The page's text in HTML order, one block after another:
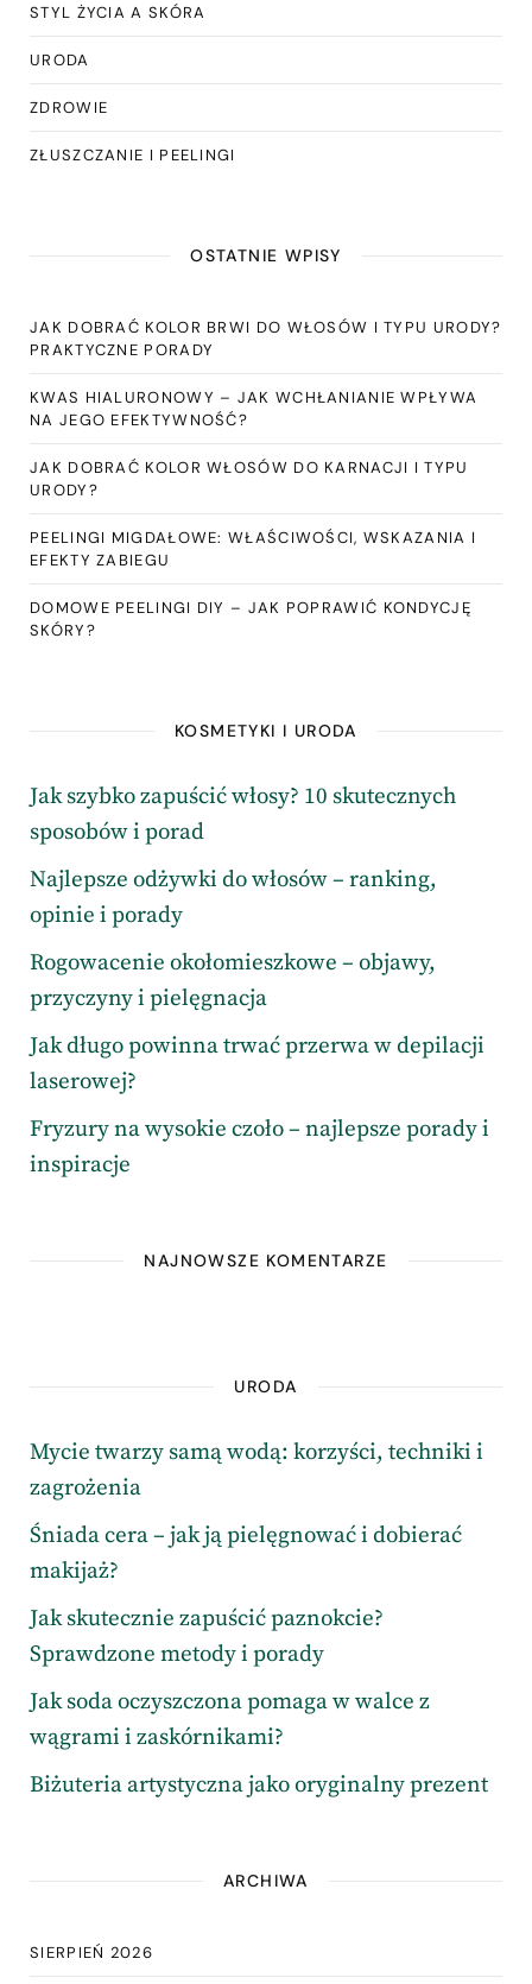
STYL ŻYCIA A SKÓRA
URODA
ZDROWIE
ZŁUSZCZANIE I PEELINGI
OSTATNIE WPISY
JAK DOBRAĆ KOLOR BRWI DO WŁOSÓW I TYPU URODY?
PRAKTYCZNE PORADY
KWAS HIALURONOWY – JAK WCHŁANIANIE WPŁYWA
NA JEGO EFEKTYWNOŚĆ?
JAK DOBRAĆ KOLOR WŁOSÓW DO KARNACJI I TYPU
URODY?
PEELINGI MIGDAŁOWE: WŁAŚCIWOŚCI, WSKAZANIA I
EFEKTY ZABIEGU
DOMOWE PEELINGI DIY – JAK POPRAWIĆ KONDYCJĘ
SKÓRY?
KOSMETYKI I URODA
Jak szybko zapuścić włosy? 10 skutecznych
sposobów i porad
Najlepsze odżywki do włosów – ranking,
opinie i porady
Rogowacenie okołomieszkowe – objawy,
przyczyny i pielęgnacja
Jak długo powinna trwać przerwa w depilacji
laserowej?
Fryzury na wysokie czoło – najlepsze porady i
inspiracje
NAJNOWSZE KOMENTARZE
URODA
Mycie twarzy samą wodą: korzyści, techniki i
zagrożenia
Śniada cera – jak ją pielęgnować i dobierać
makijaż?
Jak skutecznie zapuścić paznokcie?
Sprawdzone metody i porady
Jak soda oczyszczona pomaga w walce z
wągrami i zaskórnikami?
Biżuteria artystyczna jako oryginalny prezent
ARCHIWA
SIERPIEŃ 2026